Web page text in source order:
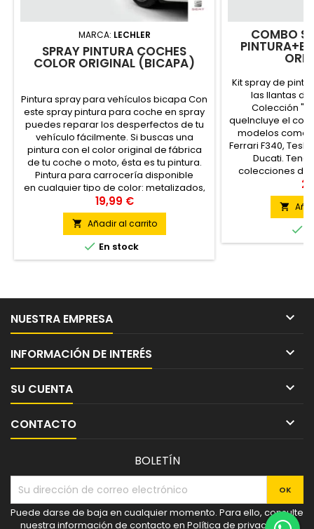
MARCA: LECHLER
SPRAY PINTURA COCHES
COLOR ORIGINAL (BICAPA)
Pintura spray para vehículos bicapa Con
este spray pintura para coche en spray
puedes reparar los desperfectos de tu
vehículo fácilmente. Si buscas una
pintura con el color original de fábrica
de tu coche o moto, ésta es tu pintura.
Pintura para carrocería disponible
en cualquier tipo de color: metalizados,
perlados y colores lisos. Para cualquier
marca...
19,99 €
 Añadir al carrito
 En stock
COMBO
Kit spray de
las llantas
Colección
queIncluye el
modelos como
Ferrari F340,
Ducati.
colecciones de


NUESTRA EMPRESA 
INFORMACIÓN DE INTERÉS 
SU CUENTA 
CONTACTO 
BOLETÍN
Puede darse de baja en cualquier momento. Para ello, consulte
nuestra información de contacto en Política de privacidad y